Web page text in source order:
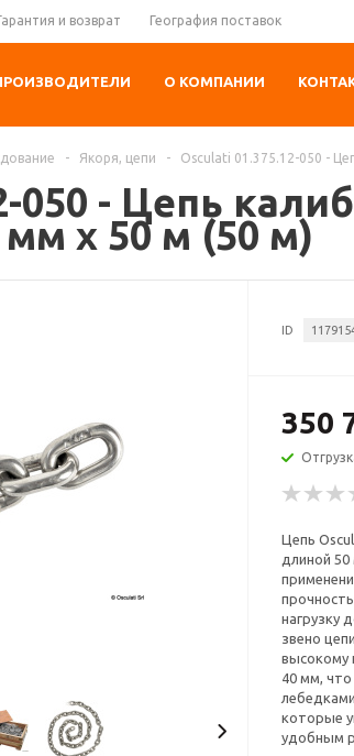
и возврат География поставок
О КОМПАНИИ
- Якоря, цепи - Osculati 01.375.12-050 -
050 - Цепь
мм x 50 м (50 м)
ID
350
Цепь
длиной
нагрузку
звено
высокому
40 мм, что
которые
удобным